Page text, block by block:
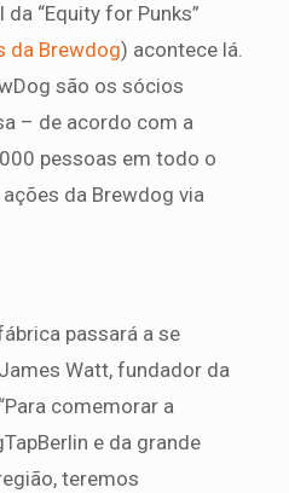
“Equity for Punks”
da Brewdog) acontece lá.
são os sócios
– de acordo com a
pessoas em todo o
da Brewdog via
passará a se
Watt, fundador da
comemorar a
e da grande
teremos